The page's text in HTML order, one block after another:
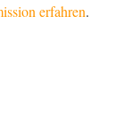
erfahren.